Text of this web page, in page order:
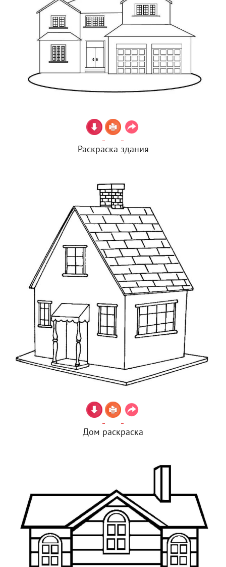
Раскраска здания
Дом раскраска